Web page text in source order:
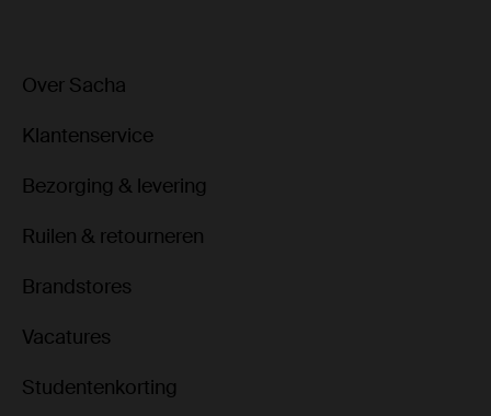
Over Sacha
Klantenservice
Bezorging & levering
Ruilen & retourneren
Brandstores
Vacatures
Studentenkorting